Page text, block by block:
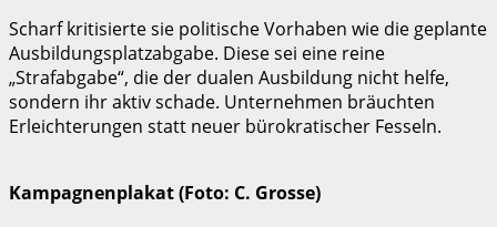
Scharf kritisierte sie politische Vorhaben wie die geplante
Ausbildungsplatzabgabe. Diese sei eine reine
„Strafabgabe“, die der dualen Ausbildung nicht helfe,
sondern ihr aktiv schade. Unternehmen bräuchten
Erleichterungen statt neuer bürokratischer Fesseln.
Kampagnenplakat (Foto: C. Grosse)